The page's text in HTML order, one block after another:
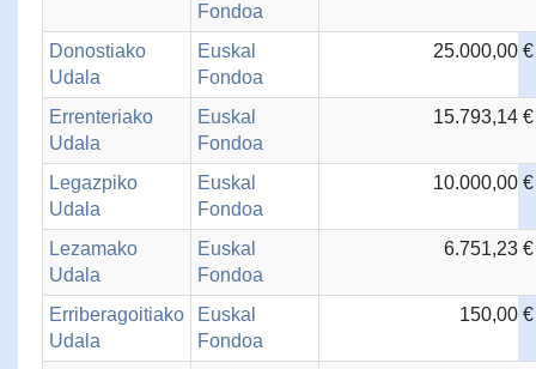
Fondoa
Donostiako
Udala
Euskal
Fondoa
25.000,00 €
Errenteriako
Udala
Euskal
Fondoa
15.793,14 €
Legazpiko
Udala
Euskal
Fondoa
10.000,00 €
Lezamako
Udala
Euskal
Fondoa
6.751,23 €
Erriberagoitiako
Udala
Euskal
Fondoa
150,00 €